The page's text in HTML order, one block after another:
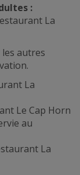
:
La
autres
La
Le Cap Horn
au
La